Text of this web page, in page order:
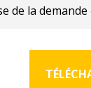
de la